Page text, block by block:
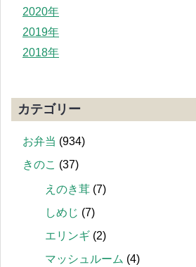
2020年
2019年
2018年
カテゴリー
お弁当 (934)
きのこ (37)
えのき茸 (7)
しめじ (7)
エリンギ (2)
マッシュルーム (4)